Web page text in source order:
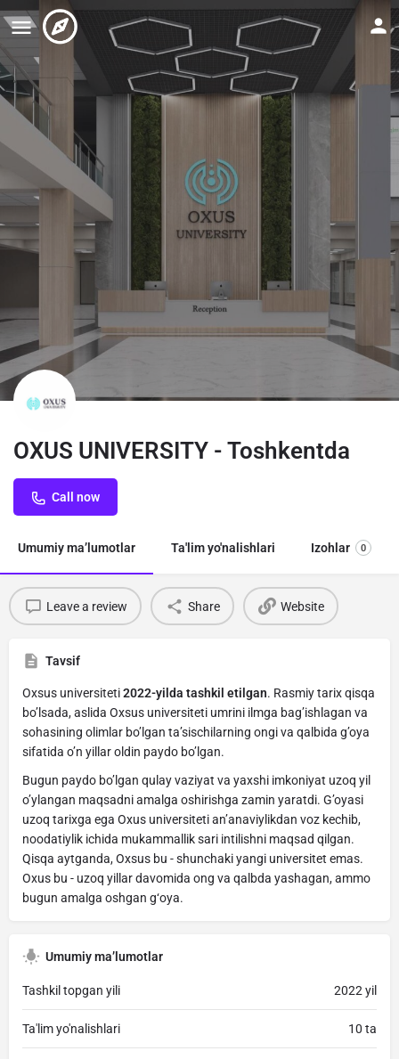
OXUS UNIVERSITY - Toshkentda
Call now
Umumiy ma’lumotlar Ta'lim yo'nalishlari Izohlar 0
Leave a review Share Website
Tavsif
Oxsus universiteti2022-yilda tashkil etilgan. Rasmiy tarix qisqa
bo’lsada, aslida Oxsus universiteti umrini ilmga bag’ishlagan va
sohasining olimlar bo’lgan ta’sischilarning ongi va qalbida g’oya
sifatida o’n yillar oldin paydo bo’lgan.
Bugun paydo bo’lgan qulay vaziyat va yaxshi imkoniyat uzoq yil
o’ylangan maqsadni amalga oshirishga zamin yaratdi. G’oyasi
uzoq tarixga ega Oxus universiteti an’anaviylikdan voz kechib,
noodatiylik ichida mukammallik sari intilishni maqsad qilgan.
Qisqa aytganda, Oxsus bu - shunchaki yangi universitet emas.
Oxus bu - uzoq yillar davomida ong va qalbda yashagan, ammo
bugun amalga oshgan g‘oya.
Umumiy ma’lumotlar
Tashkil topgan yili 2022 yil
Ta'lim yo'nalishlari 10 ta